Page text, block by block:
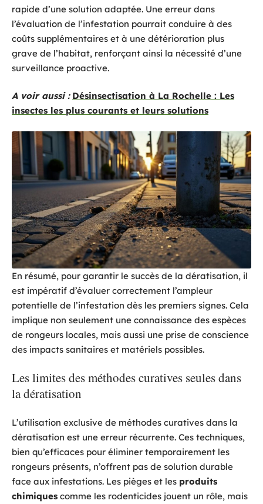
rapide d’une solution adaptée. Une erreur dans
l’évaluation de l’infestation pourrait conduire à des
coûts supplémentaires et à une détérioration plus
grave de l’habitat, renforçant ainsi la nécessité d’une
surveillance proactive.
A voir aussi : Désinsectisation à La Rochelle : Les
insectes les plus courants et leurs solutions
En résumé, pour garantir le succès de la dératisation, il
est impératif d’évaluer correctement l’ampleur
potentielle de l’infestation dès les premiers signes. Cela
implique non seulement une connaissance des espèces
de rongeurs locales, mais aussi une prise de conscience
des impacts sanitaires et matériels possibles.
Les limites des méthodes curatives seules dans
la dératisation
L’utilisation exclusive de méthodes curatives dans la
dératisation est une erreur récurrente. Ces techniques,
bien qu’efficaces pour éliminer temporairement les
rongeurs présents, n’offrent pas de solution durable
face aux infestations. Les pièges et les produits
chimiques comme les rodenticides jouent un rôle, mais